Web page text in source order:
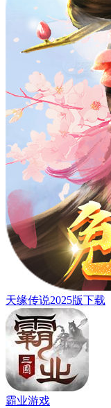
天缘传说2025版下载
霸业游戏